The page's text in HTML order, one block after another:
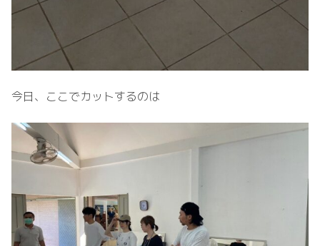
今日、ここでカットするのは